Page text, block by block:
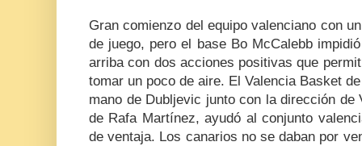
Gran comienzo del equipo valenciano con
de juego, pero el base Bo McCalebb
arriba con dos acciones positivas que
tomar un poco de aire. El Valencia Basket
mano de Dubljevic junto con la dirección
de Rafa Martínez, ayudó al conjunto
de ventaja. Los canarios no se daban por